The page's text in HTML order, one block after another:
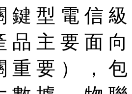
鍵 型 電 信
品 主 要 面
重 要 ） ，